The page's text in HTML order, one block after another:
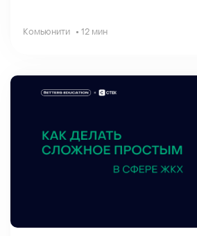
Комьюнити 12 мин